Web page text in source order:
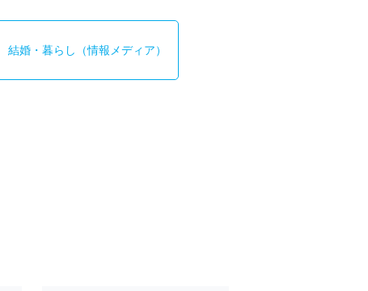
結婚・暮らし （情報メディア）